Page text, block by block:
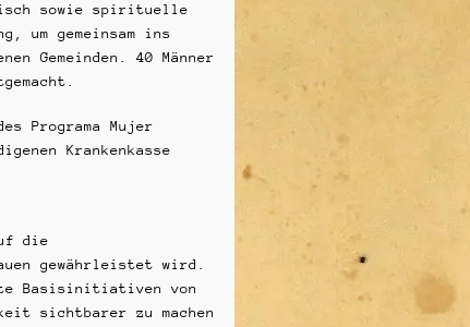
sowie spirituelle
um gemeinsam ins
Gemeinden. 40 Männer
Programa Mujer
Krankenkasse
die
gewährleistet wird.
Basisinitiativen von
sichtbarer zu machen